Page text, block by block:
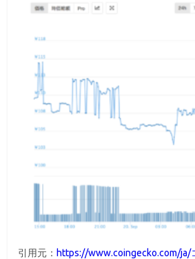
引用元： https://www.coingecko.com/ja/